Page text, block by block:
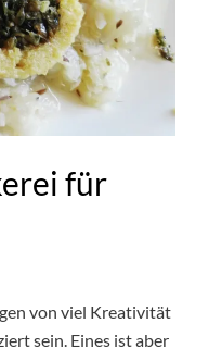
für
von viel Kreativität
sein. Eines ist aber